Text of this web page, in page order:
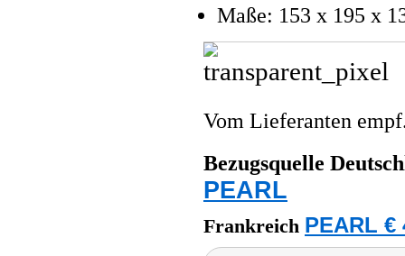
Maße: 153 x 195 x
Vom Lieferanten
Bezugsquelle
PEARL
Frankreich PEARL €